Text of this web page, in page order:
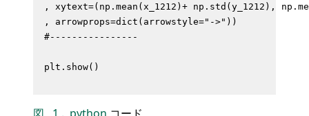
, xytext=(np.mean(x_1212)+ np.std(y_1212),
, arrowprops=dict(arrowstyle="->"))
#----------------